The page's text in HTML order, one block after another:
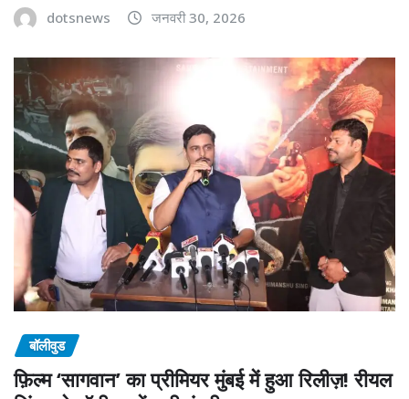
dotsnews जनवरी 30, 2026
बॉलीवुड
फ़िल्म ‘सागवान’ का प्रीमियर मुंबई में हुआ रिलीज़! रीयल